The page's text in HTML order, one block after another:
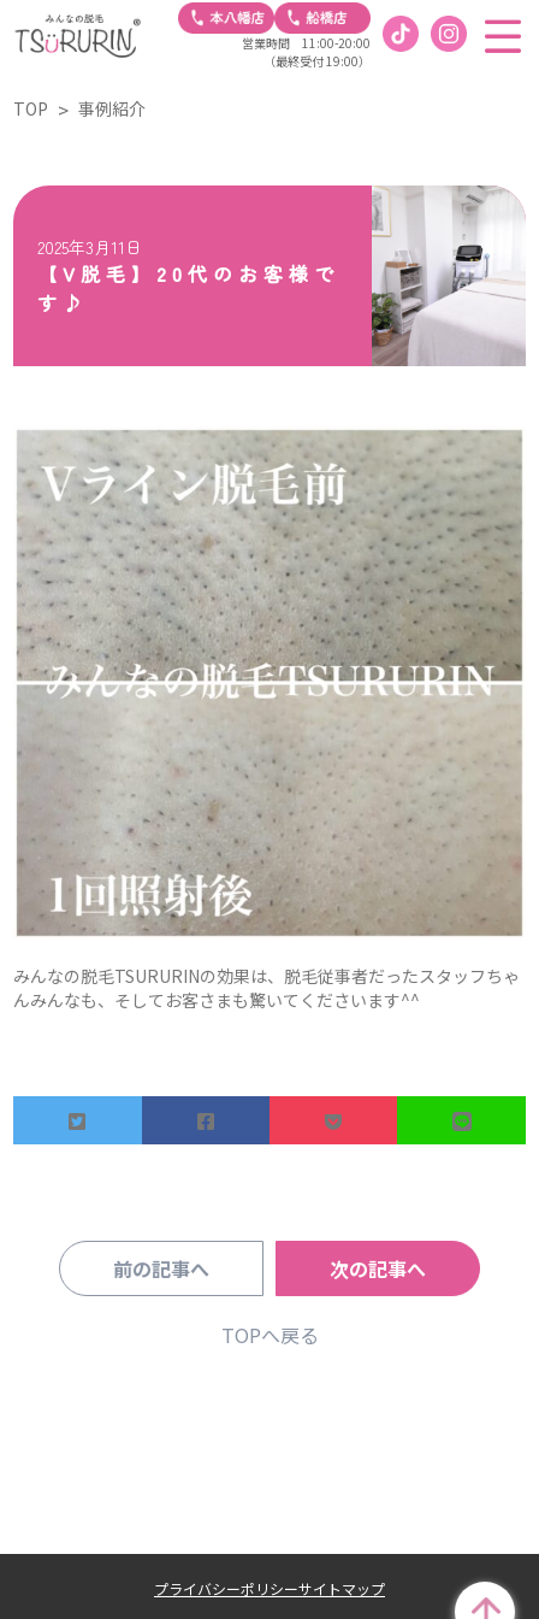
営業時間 11:00-20:00
（最終受付 19:00）
TOP 事例紹介
2025年3月11日
【V脱毛】20代のお客様で
す♪
みんなの脱毛TSURURINの効果は、脱毛従事者だったスタッフちゃ
んみんなも、そしてお客さまも驚いてくださいます^^
前の記事へ 次の記事へ
TOPへ戻る
プライバシーポリシーサイトマップ